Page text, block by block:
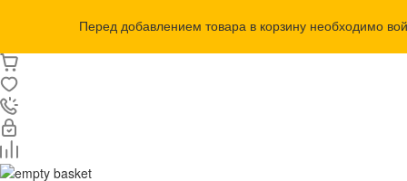
Перед добавлением товара в корзину необходимо